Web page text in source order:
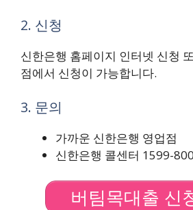
2. 신청
신한은행 홈페이지 인터넷 신청
점에서 신청이 가능합니다.
3. 문의
가까운 신한은행 영업점
신한은행 콜센터 1599-
버팀목대출 신